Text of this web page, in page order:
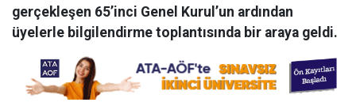
gerçekleşen 65’inci Genel Kurul’un ardından
üyelerle bilgilendirme toplantısında bir araya geldi.